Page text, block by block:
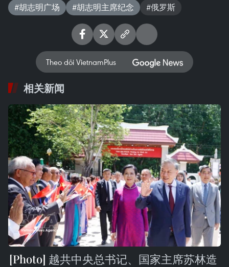
#胡志明广场 #胡志明主席纪念 #俄罗斯
Theo dõi VietnamPlus
相关新闻
越共中央总书记、国家主席苏林造